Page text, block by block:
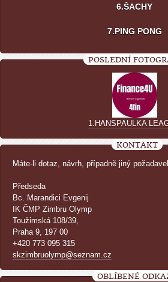
6.ŠACHY
7.PING PONG
POSLEDNÍ
1.HANSPAULKA
KONTAKT
Máte-li dotaz, návrh, případně jiný
Předseda
Bc. Marandici Evgenij
IK ČMP Zimbru Olymp
Toužimská 108/39,
Praha 9, 197 00
+420 773 095 315
skzimbruolymp@seznam.cz
OBLÍBENÉ